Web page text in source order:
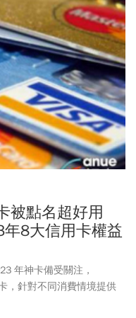
被點名超好用
8大信用卡權益
年神卡備受關注，
，針對不同消費情境提供
節的海外旅遊潮，